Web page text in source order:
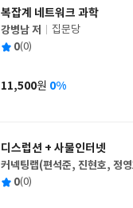
복잡계 네트워크 과학
글
쓴
강병남 저
출
사
집문당
평 0(0)
가
11,500원 0%
디스럽션 + 사물인터넷
글
쓴
커넥팅랩(편석준, 진현호, 정
정선),강시철 저
출
평 0(0)